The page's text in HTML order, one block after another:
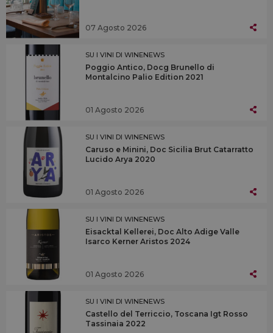
07 Agosto 2026
SU I VINI DI WINENEWS
Poggio Antico, Docg Brunello di
Montalcino Palio Edition 2021
01 Agosto 2026
SU I VINI DI WINENEWS
Caruso e Minini, Doc Sicilia Brut Catarratto
Lucido Arya 2020
01 Agosto 2026
SU I VINI DI WINENEWS
Eisacktal Kellerei, Doc Alto Adige Valle
Isarco Kerner Aristos 2024
01 Agosto 2026
SU I VINI DI WINENEWS
Castello del Terriccio, Toscana Igt Rosso
Tassinaia 2022